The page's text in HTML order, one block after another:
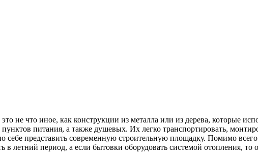
не что иное, как конструкции из металла или из дерева, которые
питания, а также душевых. Их легко транспортировать,
себе представить современную строительную площадку. Помимо
период, а если бытовки оборудовать системой отопления, то